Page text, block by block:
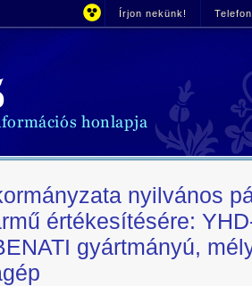
Írjon nekünk!
nyilvános
értékesítésére:
gyártmányú,